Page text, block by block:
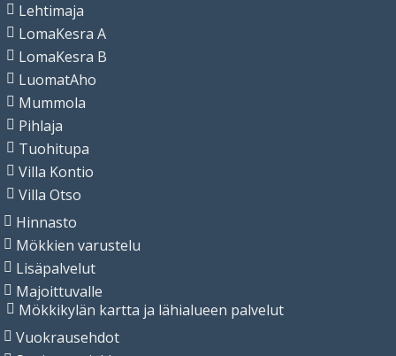
Lehtimaja
LomaKesra A
LomaKesra B
LuomatAho
Mummola
Pihlaja
Tuohitupa
Villa Kontio
Villa Otso
Hinnasto
Mökkien varustelu
Lisäpalvelut
Majoittuvalle
Mökkikylän kartta ja lähialueen palvelut
Vuokrausehdot